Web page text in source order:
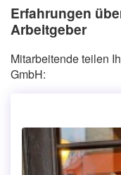
Erfahrungen
Arbeitgeber
Mitarbeitende teilen
GmbH: